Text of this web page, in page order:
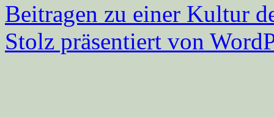
Beitragen zu einer Kultur
Stolz präsentiert von